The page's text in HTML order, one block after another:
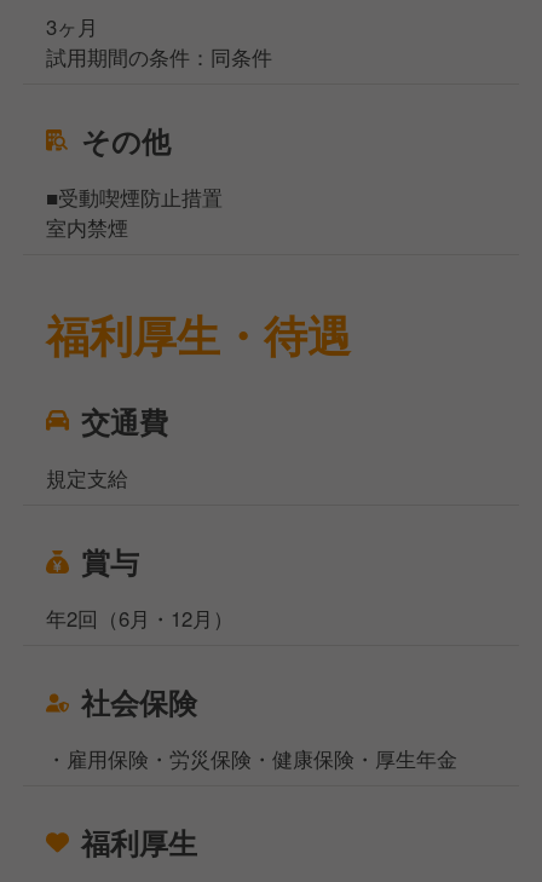
3ヶ月
試用期間の条件：同条件
その他
■受動喫煙防止措置
室内禁煙
福利厚生・待遇
交通費
規定支給
賞与
年2回（6月・12月）
社会保険
・雇用保険・労災保険・健康保険・厚生年金
福利厚生